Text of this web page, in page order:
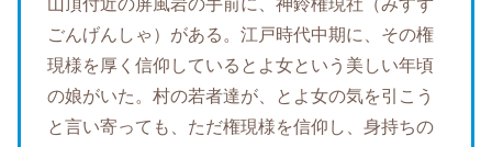
山頂付近の屏風岩の手前に、神鈴権現社（みすず
ごんげんしゃ）がある。江戸時代中期に、その権
現様を厚く信仰しているとよ女という美しい年頃
の娘がいた。村の若者達が、とよ女の気を引こう
と言い寄っても、ただ権現様を信仰し、身持ちの